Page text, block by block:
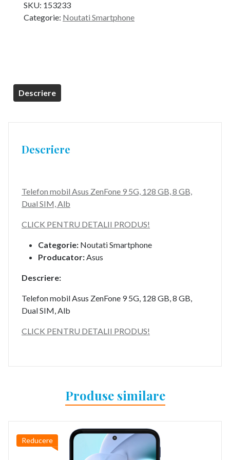
a
fost:
3.799,99 lei.
SKU: 153233
Categorie: Noutati Smartphone
Descriere
Descriere
Telefon mobil Asus ZenFone 9 5G, 128 GB, 8 GB,
Dual SIM, Alb
CLICK PENTRU DETALII PRODUS!
Categorie: Noutati Smartphone
Producator:Asus
Descriere:
Telefon mobil Asus ZenFone 9 5G, 128 GB, 8 GB,
Dual SIM, Alb
CLICK PENTRU DETALII PRODUS!
Produse similare
Reducere